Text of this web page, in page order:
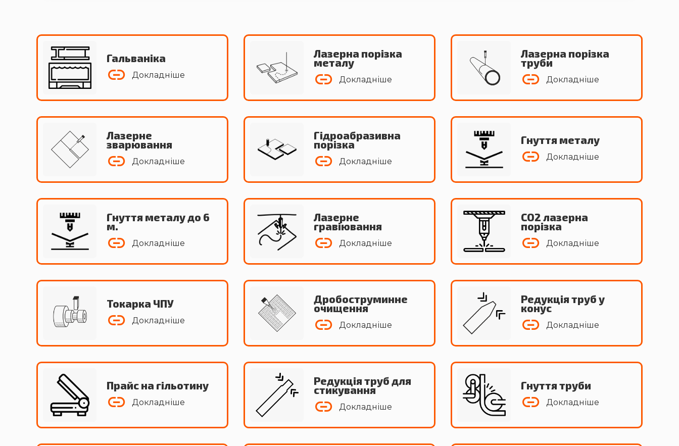
Гальваніка
Докладніше
Лазерна порізка
металу
Докладніше
Лазерна порізка
труби
Докладніше
Лазерне
зварювання
Докладніше
Гідроабразивна
порізка
Докладніше
Гнуття металу
Докладніше
Гнуття металу до 6
м.
Докладніше
Лазерне
гравіювання
Докладніше
СО2 лазерна
порізка
Докладніше
Токарка ЧПУ
Докладніше
Дробоструминне
очищення
Докладніше
Редукція труб у
конус
Докладніше
Прайс на гільотину
Докладніше
Редукція труб для
стикування
Докладніше
Гнуття труби
Докладніше